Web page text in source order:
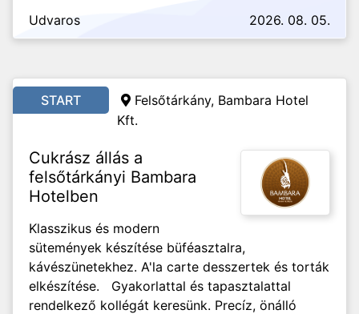
Udvaros 2026. 08. 05.
START
Felsőtárkány, Bambara Hotel
Kft.
Cukrász állás a
felsőtárkányi Bambara
Hotelben
Klasszikus és modern
sütemények készítése büféasztalra,
kávészünetekhez. A'la carte desszertek és torták
elkészítése. Gyakorlattal és tapasztalattal
rendelkező kollégát keresünk. Precíz, önálló